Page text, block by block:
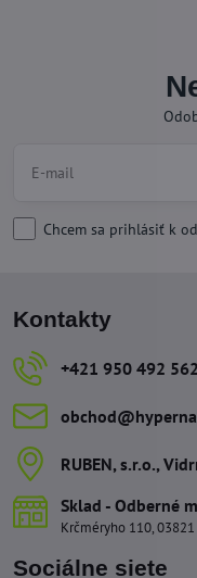
Chcem sa prihlásiť k
Kontakty
+421 950 492 562
RUBEN, s​.r​.o​.,
Sklad - Odberné
Krčméryho 110,
Sociálne siete